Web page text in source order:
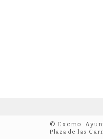
© Excmo.
Plaza de las